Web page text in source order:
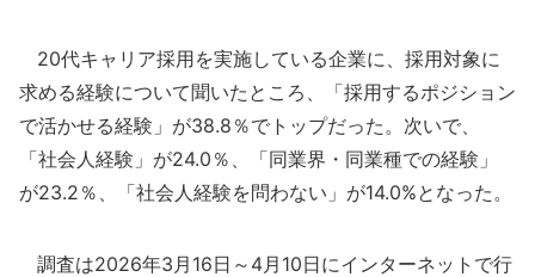
20代キャリア採用を実施している企業に、採用対象に
求める経験について聞いたところ、「採用するポジション
で活かせる経験」が38.8％でトップだった。次いで、
「社会人経験」が24.0％、「同業界・同業種での経験」
が23.2％、「社会人経験を問わない」が14.0%となった。
調査は2026年3月16日～4月10日にインターネットで行